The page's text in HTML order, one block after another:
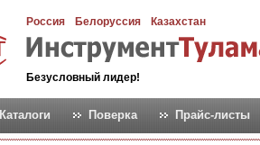
Россия Белоруссия Казахстан
Безусловный лидер!
Каталоги Поверка Прайс-листы